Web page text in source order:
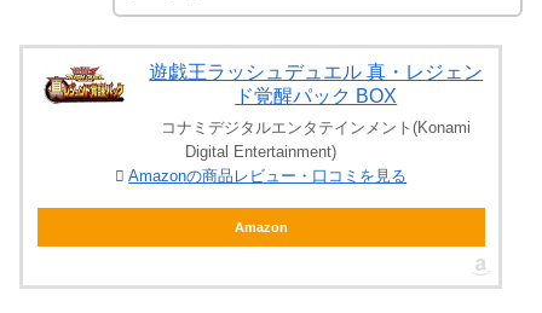
遊戯王ラッシュデュエル 真・レジェン
ド覚醒パック BOX
コナミデジタルエンタテインメント(Konami
Digital Entertainment)
Amazonの商品レビュー・口コミを見る
Amazon